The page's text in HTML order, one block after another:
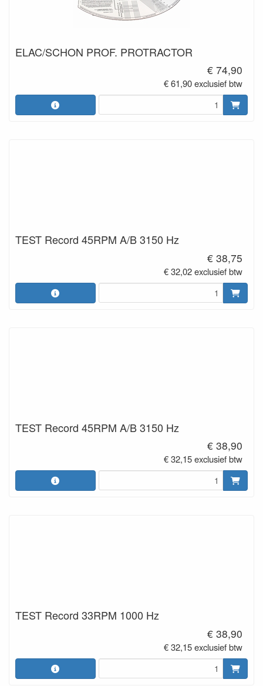
ELAC/SCHON PROF. PROTRACTOR
€ 74,90
€ 61,90 exclusief btw
TEST Record 45RPM A/B 3150 Hz
€ 38,75
€ 32,02 exclusief btw
TEST Record 45RPM A/B 3150 Hz
€ 38,90
€ 32,15 exclusief btw
TEST Record 33RPM 1000 Hz
€ 38,90
€ 32,15 exclusief btw